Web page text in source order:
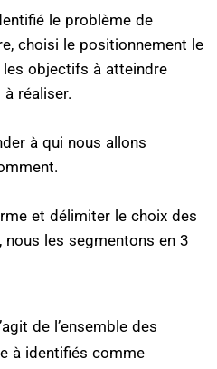
le problème de
choisi le positionnement le
objectifs à atteindre
réaliser.
à qui nous allons
et délimiter le choix des
les segmentons en 3
de l’ensemble des
à identifiés comme